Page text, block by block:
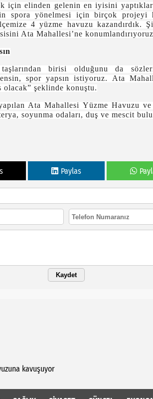
için elinden gelenin en iyisini
spora yönelmesi için birçok projeyi
4 yüzme havuzu kazandırdık.
Ata Mahallesi’ne
birisi olduğunu da
spor yapsın istiyoruz. Ata
olacak” şeklinde konuştu.
Ata Mahallesi Yüzme Havuzu
soyunma odaları, duş ve mescit
Paylas
Kaydet
kavuşuyor